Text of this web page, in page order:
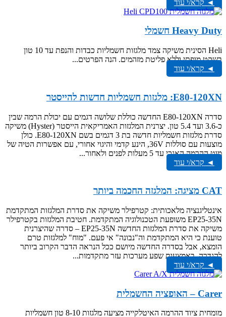
◄ קרא/י עוד
Heavy Duty חשמלי
Heli הסינית משיקה צמד מלגזות חשמליות כבדות והנפת עד 10 טון
בשקט מופתי וללא פליטת מזהמים. הנה הפרטים...
◄ קרא/י עוד
E80-120XN: מלגזות חשמליות חדשות להייסטר
סדרה E80-120XN החדשה כוללת שלושה דגמים עם יכולת הרמה שבין
כ-3.6 ועד 5.4 טון. יצרנית המלגזות האמריקאית הייסטר (Hyster) משיקה
סדרת מלגזות חשמליות חדשה בת 3 דגמים בשם E80-120XN. כולן
מוצעות עם סוללות 36V, הינע קדמי והיגוי אחורי, עם אפשרות הטיה של
מוט ההרמה האנכי עד 5 מעלות לפנים ולאחור...
◄ קרא/י עוד
CAT מציגה: המלגזה החכמה ביותר
אינטליגנציה מלאכותית: קטרפילר משיקה את סדרת המלגזות המתקדמת
EP25-35N משופעת הטכנולוגיה המתקדמת. חטיבת המלגזות בקטרפילר
משיקה את סדרת המלגזות החדשה EP25-35N – סדרה שהיצרנית
טוענת כי היא המתקדמת וה"נבונה" אי פעם. "מוח" למלגזות טרם
הומצא, אבל בסדרה החדשה מיושם ככל הנראה הדבר הקרוב ביותר
להגדרה, באמצעות שפע מערכות עזר מתקדמות...
◄ קרא/י עוד
Carer – האופציה החשמלית
מומחית ציוד ההרמה האיטלקייה מציעה מלגזות 8-10 טון חשמליות